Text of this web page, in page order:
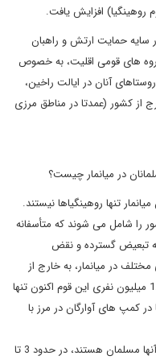
روهینگیا) افزایش یافت.
سایه حمایت ارتش و راهبان
های قومی اقلیت، به خصوص
آنان در ایالت راخین،
از کشور (عمدتا در مناطق مرزی
در میانمار چیست؟
تنها روهینگیاها نیستند.
را شامل می شوند که متأسفانه
تبعیض گسترده و نقض
در میانمار، به خارج از
این کشور فرار کرده اند و از جمعیت بیش از 1.5 میلیون نفری این قوم اکنون تنها
در کمپ های آوارگان در مرز با
علاوه بر قوم روهینگیاها، که بیش از 90 درصد آنها مسلمان هستند، در حدود 3 تا